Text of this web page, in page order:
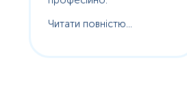
Читати повністю...